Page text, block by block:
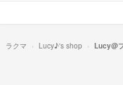
ラクマ Lucy♪'s shop Lucy@